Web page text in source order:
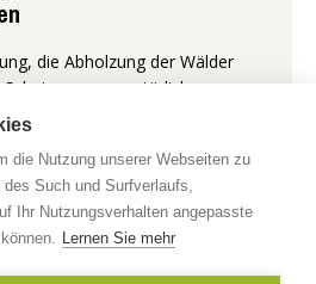
die Abholzung der Wälder
unserer natürlichen
hat die Europäische Union
die Nutzung unserer Webseiten zu
Such und Surfverlaufs,
Ihr Nutzungsverhalten angepasste
Lernen Sie mehr